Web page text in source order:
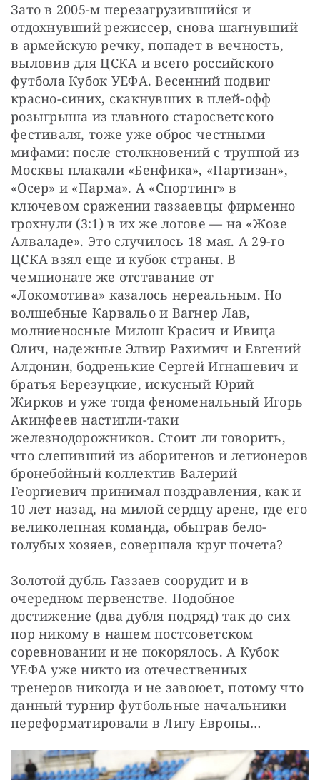
Зато в 2005-м перезагрузившийся и
отдохнувший режиссер, снова шагнувший
в армейскую речку, попадет в вечность,
выловив для ЦСКА и всего российского
футбола Кубок УЕФА. Весенний подвиг
красно-синих, скакнувших в плей-офф
розыгрыша из главного старосветского
фестиваля, тоже уже оброс честными
мифами: после столкновений с труппой из
Москвы плакали «Бенфика», «Партизан»,
«Осер» и «Парма». А «Спортинг» в
ключевом сражении газзаевцы фирменно
грохнули (3:1) в их же логове — на «Жозе
Алваладе». Это случилось 18 мая. А 29-го
ЦСКА взял еще и кубок страны. В
чемпионате же отставание от
«Локомотива» казалось нереальным. Но
волшебные Карвальо и Вагнер Лав,
молниеносные Милош Красич и Ивица
Олич, надежные Элвир Рахимич и Евгений
Алдонин, бодренькие Сергей Игнашевич и
братья Березуцкие, искусный Юрий
Жирков и уже тогда феноменальный Игорь
Акинфеев настигли-таки
железнодорожников. Стоит ли говорить,
что слепивший из аборигенов и легионеров
бронебойный коллектив Валерий
Георгиевич принимал поздравления, как и
10 лет назад, на милой сердцу арене, где его
великолепная команда, обыграв бело-
голубых хозяев, совершала круг почета?
Золотой дубль Газзаев соорудит и в
очередном первенстве. Подобное
достижение (два дубля подряд) так до сих
пор никому в нашем постсоветском
соревновании и не покорялось. А Кубок
УЕФА уже никто из отечественных
тренеров никогда и не завоюет, потому что
данный турнир футбольные начальники
переформатировали в Лигу Европы…